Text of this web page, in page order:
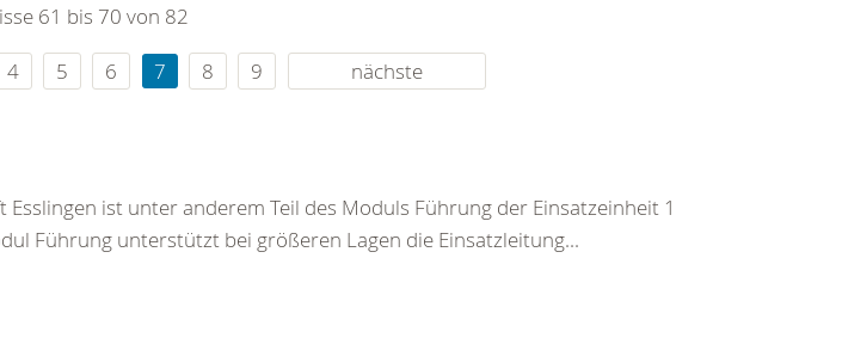
61 bis 70 von 82
4 5 6 7 8 9 nächste
ist unter anderem Teil des Moduls Führung der Einsatzeinheit 1
Führung unterstützt bei größeren Lagen die Einsatzleitung...